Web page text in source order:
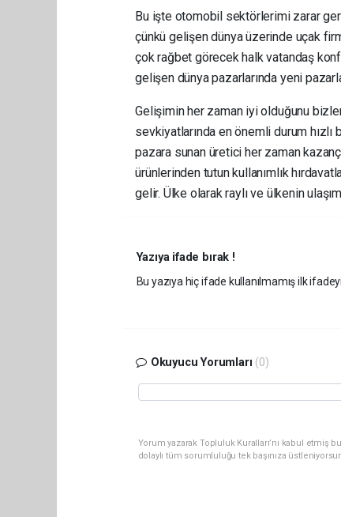
Bu işte otomobil sektörlerimi zarar
çünkü gelişen dünya üzerinde uçak
çok rağbet görecek halk vatandaş
gelişen dünya pazarlarında yeni
Gelişimin her zaman iyi olduğunu
sevkiyatlarında en önemli durum
pazara sunan üretici her zaman
ürünlerinden tutun kullanımlık
gelir. Ülke olarak raylı ve ülkenin
Yazıya ifade bırak !
Bu yazıya hiç ifade kullanılmamış ilk
Okuyucu Yorumları (0)
Yorum yazarak Topluluk Kuralları’nı kabul etmiş
dolaylı tüm sorumluluğu tek başınıza